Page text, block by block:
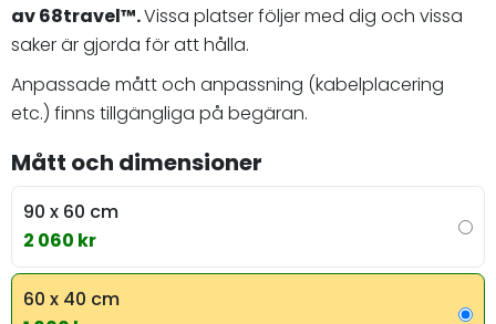
av 68travel™️.Vissa platser följer med dig och vissa
saker är gjorda för att hålla.
Anpassade mått och anpassning (kabelplacering
etc.) finns tillgängliga på begäran.
Mått och dimensioner
90 x 60 cm
2 060 kr
60 x 40 cm